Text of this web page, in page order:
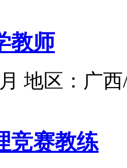
教师
地区：广
竞赛教练